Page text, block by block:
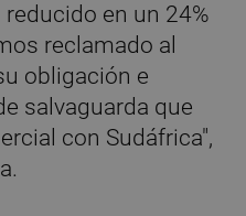
en un 24%
reclamado al
obligación e
salvaguarda que
con Sudáfrica",